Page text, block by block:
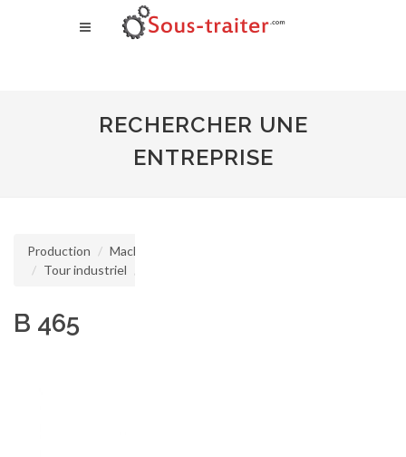
RECHERCHER UNE
ENTREPRISE
Production
Machine d'usinage
Tour industriel
B 465